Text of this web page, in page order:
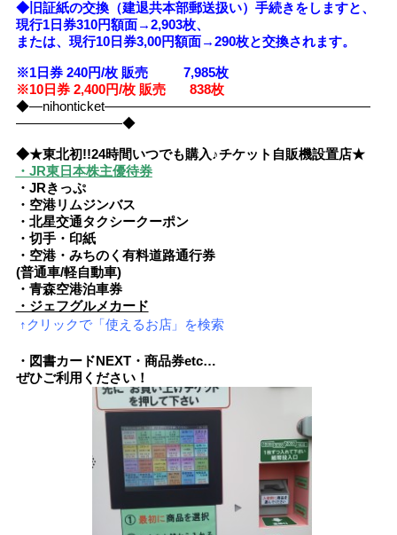
◆旧証紙の交換（建退共本部郵送扱い）手続きをしますと、
現行1日券310円額面→2,903枚、
または、現行10日券3,00円額面→290枚と交換されます。
※1日券 240円/枚 販売 7,985枚
※10日券 2,400円/枚 販売 838枚
◆―nihonticket――――――――――――――――――――
――――――――◆
◆★東北初!!24時間いつでも購入♪チケット自販機設置店★
・JR東日本株主優待券
・JRきっぷ
・空港リムジンバス
・北星交通タクシークーポン
・切手・印紙
・空港・みちのく有料道路通行券
(普通車/軽自動車)
・青森空港泊車券
・ジェフグルメカード
↑クリックで「使えるお店」を検索
・図書カードNEXT・商品券etc…
ぜひご利用ください！